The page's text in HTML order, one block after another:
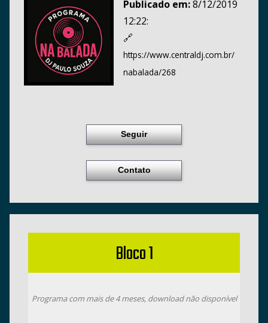
Publicado em:8/12/2019
12:22:
🔗
https://www.centraldj.com.br/
nabalada/268
Seguir
Contato
Bloco 1
Programa com mais de 4 meses, download não disponível